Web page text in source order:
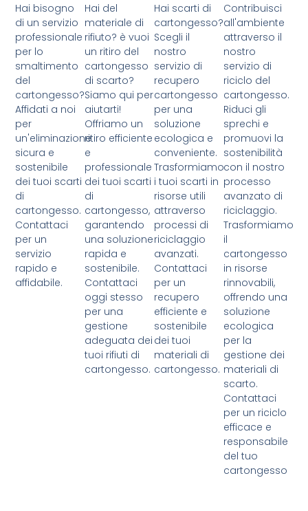
Hai bisogno
di un servizio
professionale
per lo
smaltimento
del
cartongesso?
Affidati a noi
per
un'eliminazione
sicura e
sostenibile
dei tuoi scarti
di
cartongesso.
Contattaci
per un
servizio
rapido e
affidabile.
Hai del
materiale di
rifiuto? è vuoi
un ritiro del
cartongesso
di scarto?
Siamo qui per
aiutarti!
Offriamo un
ritiro efficiente
e
professionale
dei tuoi scarti
di
cartongesso,
garantendo
una soluzione
rapida e
sostenibile.
Contattaci
oggi stesso
per una
gestione
adeguata dei
tuoi rifiuti di
cartongesso.
Hai scarti di
cartongesso?
Scegli il
nostro
servizio di
recupero
cartongesso
per una
soluzione
ecologica e
conveniente.
Trasformiamo
i tuoi scarti in
risorse utili
attraverso
processi di
riciclaggio
avanzati.
Contattaci
per un
recupero
efficiente e
sostenibile
dei tuoi
materiali di
cartongesso.
Contribuisci
all'ambiente
attraverso il
nostro
servizio di
riciclo del
cartongesso.
Riduci gli
sprechi e
promuovi la
sostenibilità
con il nostro
processo
avanzato di
riciclaggio.
Trasformiamo
il
cartongesso
in risorse
rinnovabili,
offrendo una
soluzione
ecologica
per la
gestione dei
materiali di
scarto.
Contattaci
per un riciclo
efficace e
responsabile
del tuo
cartongesso